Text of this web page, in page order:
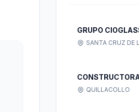
GRUPO
SANTA CRUZ DE
QUILLACOLLO